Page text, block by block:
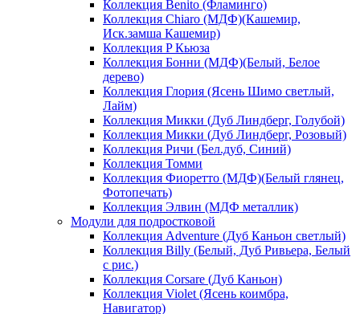
Коллекция Benito (Фламинго)
Коллекция Chiaro (МДФ)(Кашемир,
Иск.замша Кашемир)
Коллекция P Кьюза
Коллекция Бонни (МДФ)(Белый, Белое
дерево)
Коллекция Глория (Ясень Шимо светлый,
Лайм)
Коллекция Микки (Дуб Линдберг, Голубой)
Коллекция Микки (Дуб Линдберг, Розовый)
Коллекция Ричи (Бел.дуб, Синий)
Коллекция Томми
Коллекция Фиоретто (МДФ)(Белый глянец,
Фотопечать)
Коллекция Элвин (МДФ металлик)
Модули для подростковой
Коллекция Adventure (Дуб Каньон светлый)
Коллекция Billy (Белый, Дуб Ривьера, Белый
с рис.)
Коллекция Corsare (Дуб Каньон)
Коллекция Violet (Ясень коимбра,
Навигатор)